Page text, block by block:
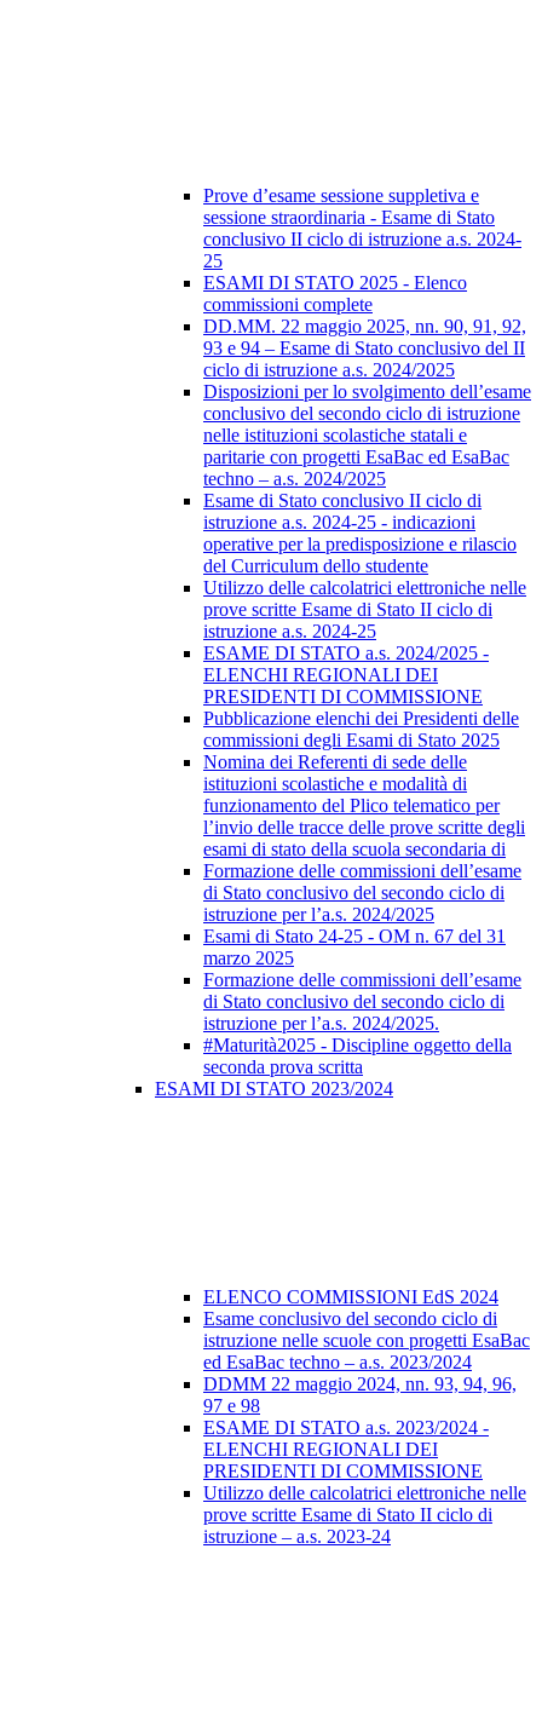
Prove d’esame sessione suppletiva e
sessione straordinaria - Esame di Stato
conclusivo II ciclo di istruzione a.s. 2024-
25
ESAMI DI STATO 2025 - Elenco
commissioni complete
DD.MM. 22 maggio 2025, nn. 90, 91, 92,
93 e 94 – Esame di Stato conclusivo del II
ciclo di istruzione a.s. 2024/2025
Disposizioni per lo svolgimento dell’esame
conclusivo del secondo ciclo di istruzione
nelle istituzioni scolastiche statali e
paritarie con progetti EsaBac ed EsaBac
techno – a.s. 2024/2025
Esame di Stato conclusivo II ciclo di
istruzione a.s. 2024-25 - indicazioni
operative per la predisposizione e rilascio
del Curriculum dello studente
Utilizzo delle calcolatrici elettroniche nelle
prove scritte Esame di Stato II ciclo di
istruzione a.s. 2024-25
ESAME DI STATO a.s. 2024/2025 -
ELENCHI REGIONALI DEI
PRESIDENTI DI COMMISSIONE
Pubblicazione elenchi dei Presidenti delle
commissioni degli Esami di Stato 2025
Nomina dei Referenti di sede delle
istituzioni scolastiche e modalità di
funzionamento del Plico telematico per
l’invio delle tracce delle prove scritte degli
esami di stato della scuola secondaria di
Formazione delle commissioni dell’esame
di Stato conclusivo del secondo ciclo di
istruzione per l’a.s. 2024/2025
Esami di Stato 24-25 - OM n. 67 del 31
marzo 2025
Formazione delle commissioni dell’esame
di Stato conclusivo del secondo ciclo di
istruzione per l’a.s. 2024/2025.
#Maturità2025 - Discipline oggetto della
seconda prova scritta
ESAMI DI STATO 2023/2024
ELENCO COMMISSIONI EdS 2024
Esame conclusivo del secondo ciclo di
istruzione nelle scuole con progetti EsaBac
ed EsaBac techno – a.s. 2023/2024
DDMM 22 maggio 2024, nn. 93, 94, 96,
97 e 98
ESAME DI STATO a.s. 2023/2024 -
ELENCHI REGIONALI DEI
PRESIDENTI DI COMMISSIONE
Utilizzo delle calcolatrici elettroniche nelle
prove scritte Esame di Stato II ciclo di
istruzione – a.s. 2023-24